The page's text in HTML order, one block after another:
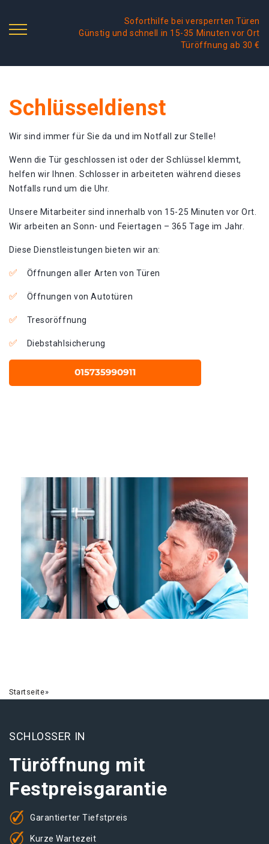
Soforthilfe bei versperrten Türen
Günstig und schnell in 15-35 Minuten vor Ort
Türöffnung ab 30 €
Schlüsseldienst
Wir sind immer für Sie da und im Notfall zur Stelle!
Wenn die Tür geschlossen ist oder der Schlüssel klemmt,
helfen wir Ihnen. Schlosser in arbeiteten während dieses
Notfalls rund um die Uhr.
Unsere Mitarbeiter sind innerhalb von 15-25 Minuten vor Ort.
Wir arbeiten an Sonn- und Feiertagen – 365 Tage im Jahr.
Diese Dienstleistungen bieten wir an:
Öffnungen aller Arten von Türen
Öffnungen von Autotüren
Tresoröffnung
Diebstahlsicherung
Startseite»
SCHLOSSER IN
Türöffnung mit
Festpreisgarantie
Garantierter Tiefstpreis
Kurze Wartezeit